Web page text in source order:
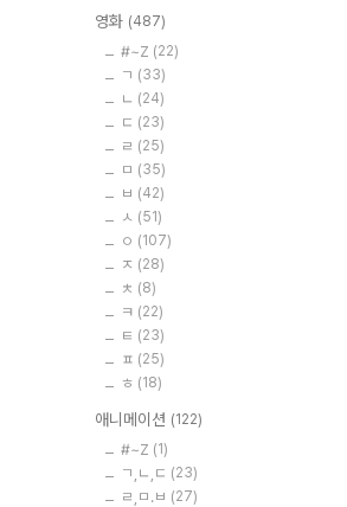
영화 (487)
#~Z (22)
ㄱ (33)
ㄴ (24)
ㄷ (23)
ㄹ (25)
ㅁ (35)
ㅂ (42)
ㅅ (51)
ㅇ (107)
ㅈ (28)
ㅊ (8)
ㅋ (22)
ㅌ (23)
ㅍ (25)
ㅎ (18)
애니메이션 (122)
#~Z (1)
ㄱ,ㄴ,ㄷ (23)
ㄹ,ㅁ.ㅂ (27)